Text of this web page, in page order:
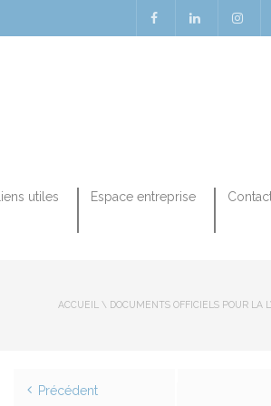
Liens utiles Espace entreprise
ACCUEIL \ DOCUMENTS OFFICIELS POUR LA
Précédent